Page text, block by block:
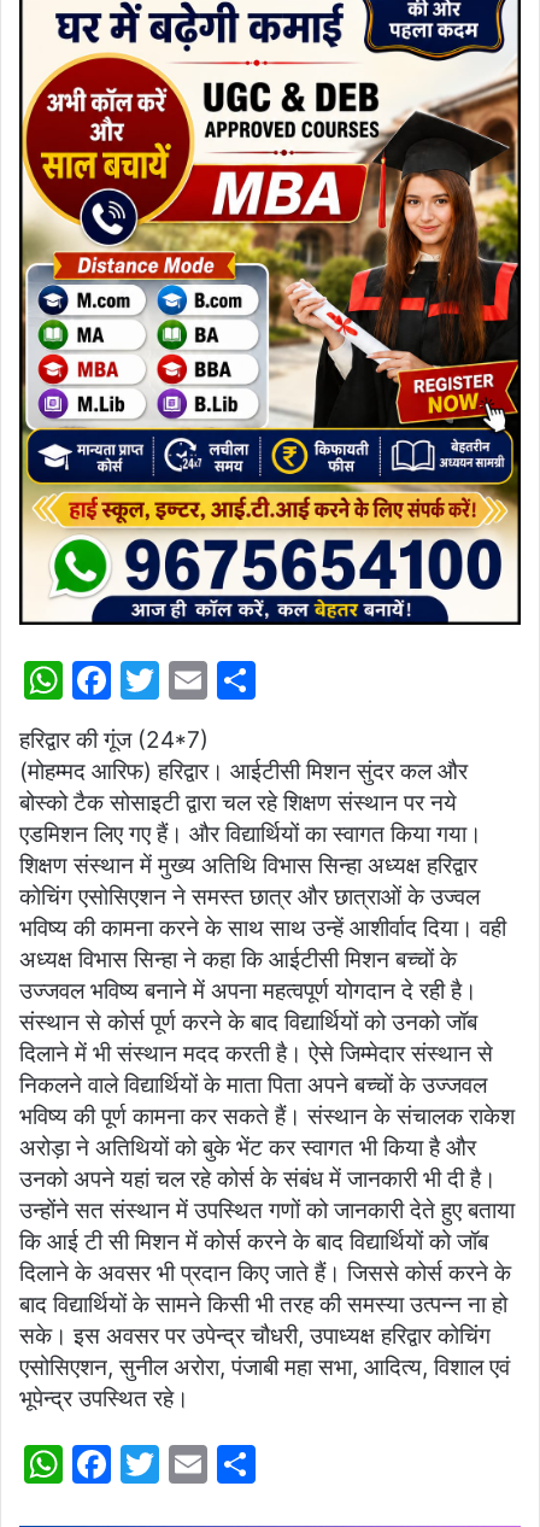
W
at
s
A
p
p
F
a
c
e
b
o
o
k
T
itt
er
E
ai
l
ar
e
हरिद्वार की गूंज (24*7)
(मोहम्मद आरिफ) हरिद्वार। आईटीसी मिशन सुंदर कल और
बोस्को टैक सोसाइटी द्वारा चल रहे शिक्षण संस्थान पर नये
एडमिशन लिए गए हैं। और विद्यार्थियों का स्वागत किया गया।
शिक्षण संस्थान में मुख्य अतिथि विभास सिन्हा अध्यक्ष हरिद्वार
कोचिंग एसोसिएशन ने समस्त छात्र और छात्राओं के उज्वल
भविष्य की कामना करने के साथ साथ उन्हें आशीर्वाद दिया। वही
अध्यक्ष विभास सिन्हा ने कहा कि आईटीसी मिशन बच्चों के
उज्जवल भविष्य बनाने में अपना महत्वपूर्ण योगदान दे रही है।
संस्थान से कोर्स पूर्ण करने के बाद विद्यार्थियों को उनको जॉब
दिलाने में भी संस्थान मदद करती है। ऐसे जिम्मेदार संस्थान से
निकलने वाले विद्यार्थियों के माता पिता अपने बच्चों के उज्जवल
भविष्य की पूर्ण कामना कर सकते हैं। संस्थान के संचालक राकेश
अरोड़ा ने अतिथियों को बुके भेंट कर स्वागत भी किया है और
उनको अपने यहां चल रहे कोर्स के संबंध में जानकारी भी दी है।
उन्होंने सत संस्थान में उपस्थित गणों को जानकारी देते हुए बताया
कि आई टी सी मिशन में कोर्स करने के बाद विद्यार्थियों को जॉब
दिलाने के अवसर भी प्रदान किए जाते हैं। जिससे कोर्स करने के
बाद विद्यार्थियों के सामने किसी भी तरह की समस्या उत्पन्न ना हो
सके। इस अवसर पर उपेन्द्र चौधरी, उपाध्यक्ष हरिद्वार कोचिंग
एसोसिएशन, सुनील अरोरा, पंजाबी महा सभा, आदित्य, विशाल एवं
भूपेन्द्र उपस्थित रहे।
W F
T
E